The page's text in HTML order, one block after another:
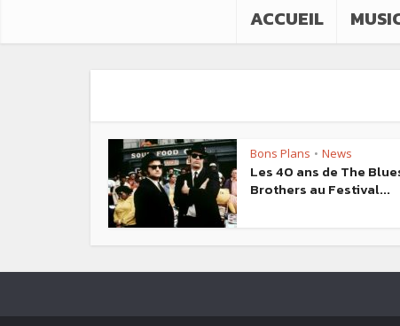
ACCUEIL
Bons Plans • News
Les 40 ans de The
Brothers au Festival...